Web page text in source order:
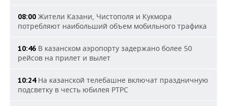
08:00 Жители Казани, Чистополя и Кукмора
потребляют наибольший объем мобильного трафика
10:46 В казанском аэропорту задержано более 50
рейсов на прилет и вылет
10:24На казанской телебашне включат праздничную
подсветку в честь юбилея РТРС